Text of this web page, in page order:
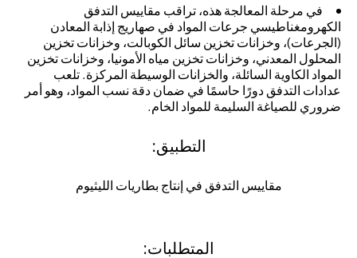
في مرحلة المعالجة هذه، تراقب مقاييس التدفق
الكهرومغناطيسي جرعات المواد في صهاريج إذابة المعادن
(الجرعات)، وخزانات تخزين سائل الكوبالت، وخزانات تخزين
المحلول المعدني، وخزانات تخزين مياه الأمونيا، وخزانات تخزين
المواد الكاوية السائلة، والخزانات الوسيطة المركزة. تلعب
عدادات التدفق دورًا حاسمًا في ضمان دقة نسب المواد، وهو أمر
ضروري للصياغة السليمة للمواد الخام.
التطبيق:
مقاييس التدفق في إنتاج بطاريات الليثيوم
المتطلبات: